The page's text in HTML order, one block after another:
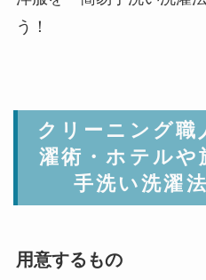
う！
クリーニング職
濯術・ホテルや
手洗い洗濯
用意するもの